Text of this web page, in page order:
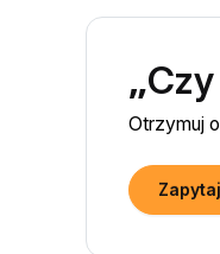
Otrzymuj